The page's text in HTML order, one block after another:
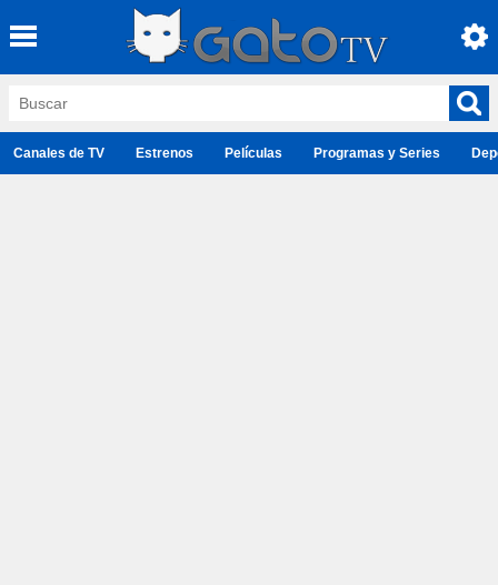
Canales de TV Estrenos Películas Programas y Series